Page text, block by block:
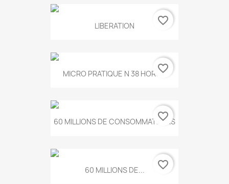
LIBERATION favorite_border
MICRO PRATIQUE N 38 HORS...
favorite_border
60 MILLIONS DE CONSOMMATEURS
favorite_border
60 MILLIONS DE... favorite_border